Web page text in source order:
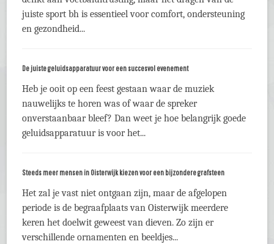
juiste sport bh is essentieel voor comfort, ondersteuning
en gezondheid...
De juiste geluidsapparatuur voor een succesvol evenement
Heb je ooit op een feest gestaan waar de muziek
nauwelijks te horen was of waar de spreker
onverstaanbaar bleef? Dan weet je hoe belangrijk goede
geluidsapparatuur is voor het...
Steeds meer mensen in Oisterwijk kiezen voor een bijzondere grafsteen
Het zal je vast niet ontgaan zijn, maar de afgelopen
periode is de begraafplaats van Oisterwijk meerdere
keren het doelwit geweest van dieven. Zo zijn er
verschillende ornamenten en beeldjes...